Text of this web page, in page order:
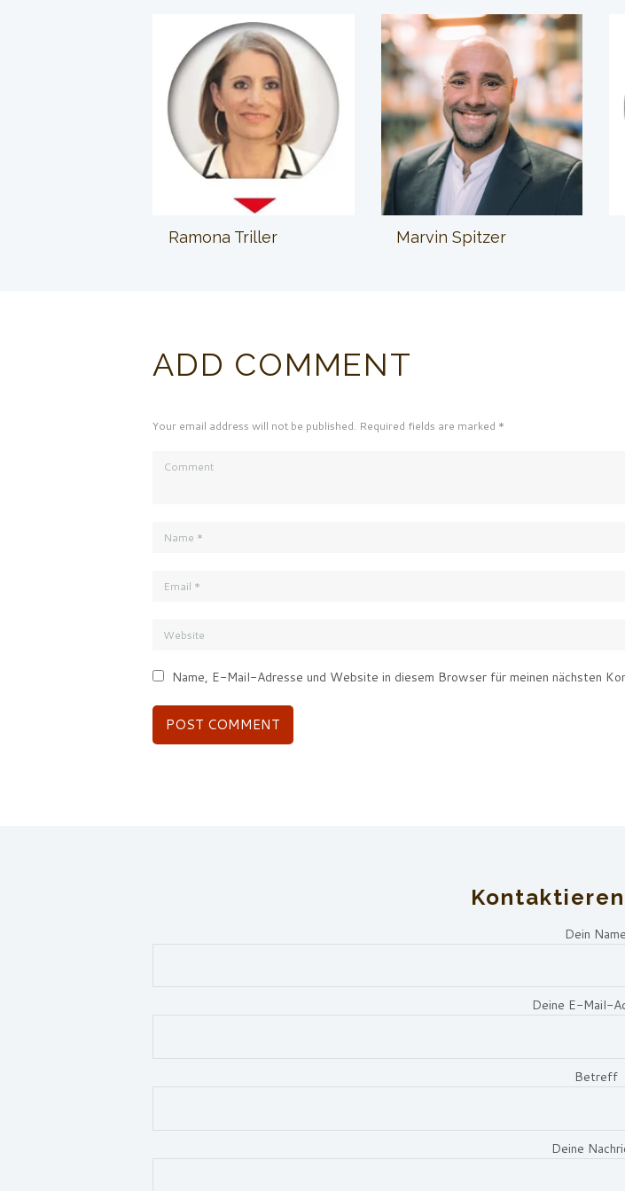
Ramona Triller Marvin Spitzer
ADD COMMENT
Your email address will not be published. Required fields are marked *
Name, E-Mail-Adresse und Website in diesem Browser für meinen nächsten
Dein Name
Deine E-Mail-
Betreff
Deine